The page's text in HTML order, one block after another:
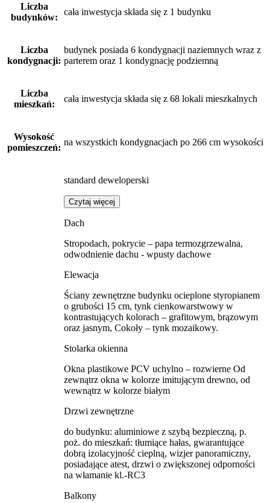
Liczba
budynków:
cała inwestycja składa się z 1 budynku
Liczba
kondygnacji:
budynek posiada 6 kondygnacji naziemnych wraz z
parterem oraz 1 kondygnację podziemną
Liczba
mieszkań:
cała inwestycja składa się z 68 lokali mieszkalnych
Wysokość
pomieszczeń:
na wszystkich kondygnacjach po 266 cm wysokości
standard deweloperski
Czytaj więcej
Dach
Stropodach, pokrycie – papa termozgrzewalna,
odwodnienie dachu - wpusty dachowe
Elewacja
Ściany zewnętrzne budynku ocieplone styropianem
o grubości 15 cm, tynk cienkowarstwowy w
kontrastujących kolorach – grafitowym, brązowym
oraz jasnym, Cokoły – tynk mozaikowy.
Stolarka okienna
Okna plastikowe PCV uchylno – rozwierne Od
zewnątrz okna w kolorze imitującym drewno, od
wewnątrz w kolorze białym
Drzwi zewnętrzne
do budynku: aluminiowe z szybą bezpieczną, p.
poż. do mieszkań: tłumiące hałas, gwarantujące
dobrą izolacyjność cieplną, wizjer panoramiczny,
posiadające atest, drzwi o zwiększonej odporności
na włamanie kl.-RC3
Balkony